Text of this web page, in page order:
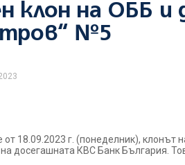
клон на ОББ и
№5
18.09.2023 г. (понеделник), клонът
досегашната КВС Банк България.